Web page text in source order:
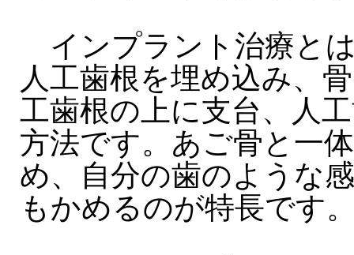
インプラント治療と
人工歯根を埋め込み、
工歯根の上に支台、人
方法です。あご骨と一
め、自分の歯のような
もかめるのが特長です